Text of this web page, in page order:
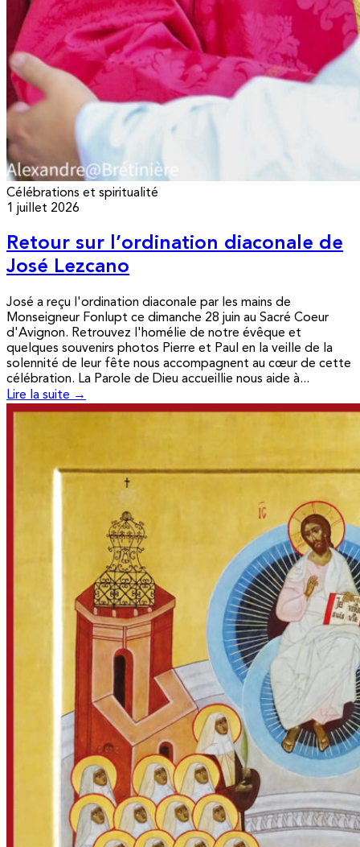
Célébrations et spiritualité
1 juillet 2026
Retour sur l’ordination diaconale de
José Lezcano
José a reçu l'ordination diaconale par les mains de
Monseigneur Fonlupt ce dimanche 28 juin au Sacré Coeur
d'Avignon. Retrouvez l'homélie de notre évêque et
quelques souvenirs photos Pierre et Paul en la veille de la
solennité de leur fête nous accompagnent au cœur de cette
célébration. La Parole de Dieu accueillie nous aide à...
Lire la suite →